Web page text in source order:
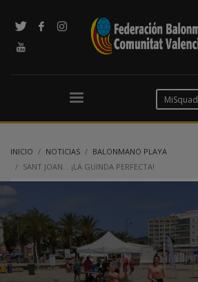
MiSquad
INICIO NOTICIAS
BALONMANO PLAYA
SANT JOAN… ¡LA GUINDA PERFECTA!